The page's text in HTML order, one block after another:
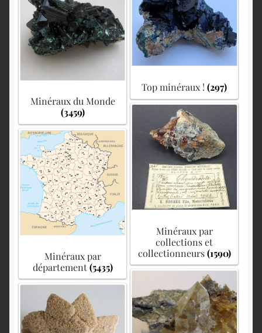
Top minéraux !(297)
Minéraux du Monde
(3459)
Minéraux par
collections et
collectionneurs(1590)
Minéraux par
département(5435)